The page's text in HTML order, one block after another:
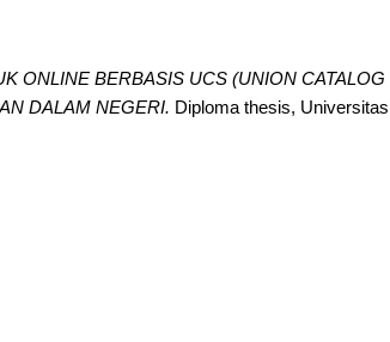
ONLINE BERBASIS UCS (UNION CATALOG
DALAM NEGERI. Diploma thesis, Universitas